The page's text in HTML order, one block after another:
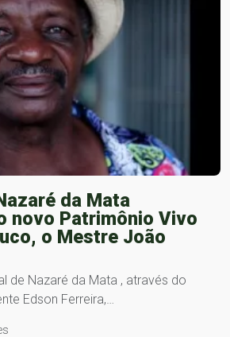
da Mata
novo Patrimônio Vivo
o Mestre João
de Nazaré da Mata , através do
Edson Ferreira,…